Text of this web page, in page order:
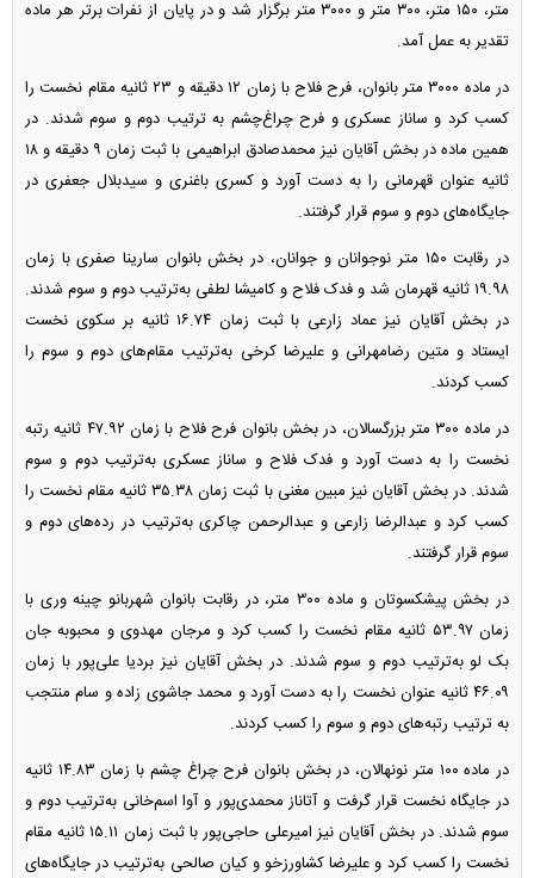
متر، ۱۵۰ متر، ۳۰۰ متر و ۳۰۰۰ متر برگزار شد و در پایان از نفرات برتر هر ماده
تقدیر به عمل آمد.
در ماده ۳۰۰۰ متر بانوان، فرح فلاح با زمان ۱۲ دقیقه و ۲۳ ثانیه مقام نخست را
کسب کرد و ساناز عسکری و فرح چراغ‌چشم به ترتیب دوم و سوم شدند. در
همین ماده در بخش آقایان نیز محمدصادق ابراهیمی با ثبت زمان ۹ دقیقه و ۱۸
ثانیه عنوان قهرمانی را به دست آورد و کسری باغنری و سیدبلال جعفری در
جایگاه‌های دوم و سوم قرار گرفتند.
در رقابت ۱۵۰ متر نوجوانان و جوانان، در بخش بانوان سارینا صفری با زمان
۱۹.۹۸ ثانیه قهرمان شد و فدک فلاح و کامیشا لطفی به‌ترتیب دوم و سوم شدند.
در بخش آقایان نیز عماد زارعی با ثبت زمان ۱۶.۷۴ ثانیه بر سکوی نخست
ایستاد و متین رضامهرانی و علیرضا کرخی به‌ترتیب مقام‌های دوم و سوم را
کسب کردند.
در ماده ۳۰۰ متر بزرگسالان، در بخش بانوان فرح فلاح با زمان ۴۷.۹۲ ثانیه رتبه
نخست را به دست آورد و فدک فلاح و ساناز عسکری به‌ترتیب دوم و سوم
شدند. در بخش آقایان نیز مبین مغنی با ثبت زمان ۳۵.۳۸ ثانیه مقام نخست را
کسب کرد و عبدالرضا زارعی و عبدالرحمن چاکری به‌ترتیب در رده‌های دوم و
سوم قرار گرفتند.
در بخش پیشکسوتان و ماده ۳۰۰ متر، در رقابت بانوان شهربانو چینه وری با
زمان ۵۳.۹۷ ثانیه مقام نخست را کسب کرد و مرجان مهدوی و محبوبه جان
بک لو به‌ترتیب دوم و سوم شدند. در بخش آقایان نیز بردیا علی‌پور با زمان
۴۶.۰۹ ثانیه عنوان نخست را به دست آورد و محمد جاشوی زاده و سام منتجب
به ترتیب رتبه‌های دوم و سوم را کسب کردند.
در ماده ۱۰۰ متر نونهالان، در بخش بانوان فرح چراغ چشم با زمان ۱۴.۸۳ ثانیه
در جایگاه نخست قرار گرفت و آتاناز محمدی‌پور و آوا اسم‌خانی به‌ترتیب دوم و
سوم شدند. در بخش آقایان نیز امیرعلی حاجی‌پور با ثبت زمان ۱۵.۱۱ ثانیه مقام
نخست را کسب کرد و علیرضا کشاورزخو و کیان صالحی به‌ترتیب در جایگاه‌های